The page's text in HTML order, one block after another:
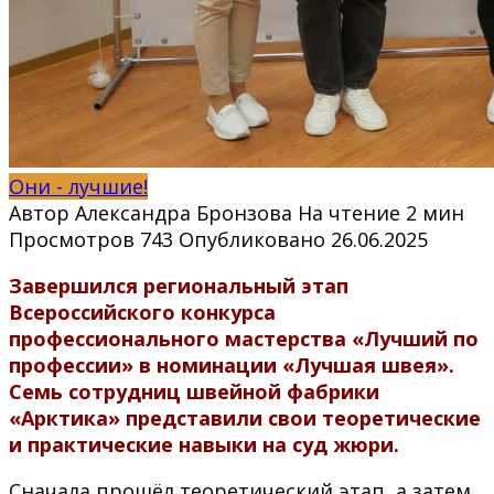
Они - лучшие!
Автор Александра Бронзова На чтение 2 мин
Просмотров 743 Опубликовано 26.06.2025
Завершился региональный этап
Всероссийского конкурса
профессионального мастерства «Лучший по
профессии» в номинации «Лучшая швея».
Семь сотрудниц швейной фабрики
«Арктика» представили свои теоретические
и практические навыки на суд жюри.